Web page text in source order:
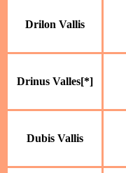
Drilon Vallis
Drinus Valles[*]
Dubis Vallis